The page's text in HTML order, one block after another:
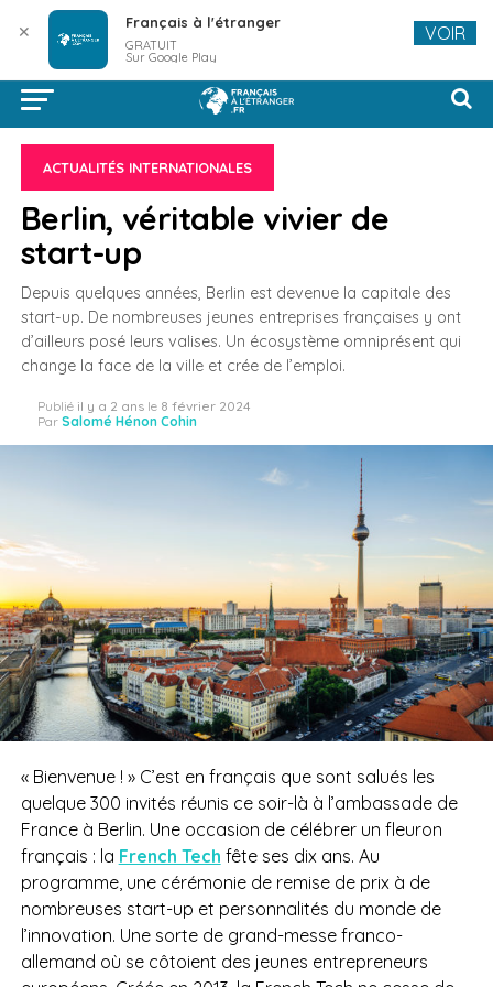
ACTUALITÉS INTERNATIONALES
Berlin, véritable vivier de
start-up
Depuis quelques années, Berlin est devenue la capitale des
start-up. De nombreuses jeunes entreprises françaises y ont
d’ailleurs posé leurs valises. Un écosystème omniprésent qui
change la face de la ville et crée de l’emploi.
Publié il y a 2 ans le 8 février 2024
Par Salomé Hénon Cohin
« Bienvenue ! » C’est en français que sont salués les
quelque 300 invités réunis ce soir-là à l’ambassade de
France à Berlin. Une occasion de célébrer un fleuron
français : la French Tech fête ses dix ans. Au
programme, une cérémonie de remise de prix à de
nombreuses start-up et personnalités du monde de
l’innovation. Une sorte de grand-messe franco-
allemand où se côtoient des jeunes entrepreneurs
✕ Français à l'étranger
GRATUIT
Sur Google Play
VOIR